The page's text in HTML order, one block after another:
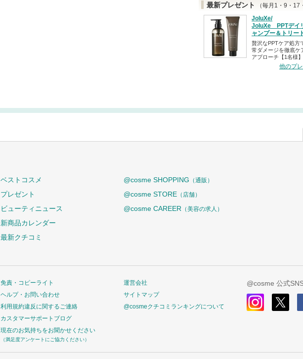
最新プレゼント
（毎月1・9・17
JoluXe/
JoluXe PPTデイ
ャンプー＆トリー
贅沢なPPTケア処方
常ダメージを徹底ケ
アプローチ【1名様】
他のプ
ベストコスメ
プレゼント
ビューティニュース
新商品カレンダー
最新クチコミ
@cosme SHOPPING （通販）
@cosme STORE （店舗）
@cosme CAREER （美容の求人）
免責・コピーライト
ヘルプ・お問い合わせ
利用規約違反に関するご連絡
カスタマーサポートブログ
現在のお気持ちをお聞かせください
（満足度アンケートにご協力ください）
運営会社
サイトマップ
@cosmeクチコミランキングについて
@cosme 公式